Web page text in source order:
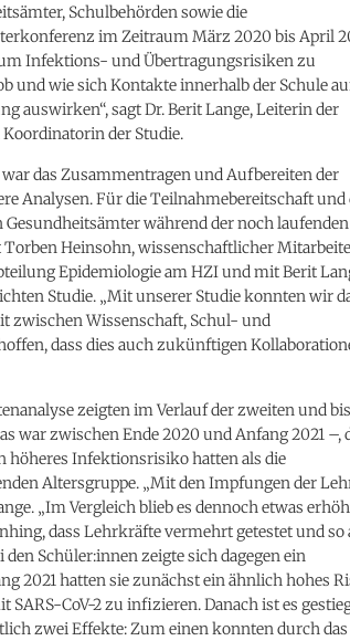
Schulbehörden sowie die
im Zeitraum März 2020 bis April
Infektions- und Übertragungsrisiken zu
und wie sich Kontakte innerhalb der Schule
auswirken“, sagt Dr. Berit Lange, Leiterin der
der Studie.
das Zusammentragen und Aufbereiten der
Analysen. Für die Teilnahmebereitschaft und
während der noch laufenden
Torben Heinsohn, wissenschaftlicher
Epidemiologie am HZI und mit Berit
Studie. „Mit unserer Studie konnten wir
zwischen Wissenschaft, Schul- und
dass dies auch zukünftigen
zeigten im Verlauf der zweiten und
war zwischen Ende 2020 und Anfang 2021 –,
höheres Infektionsrisiko hatten als die
Altersgruppe. „Mit den Impfungen der
„Im Vergleich blieb es dennoch etwas
dass Lehrkräfte vermehrt getestet und so
Schüler:innen zeigte sich dagegen ein
2021 hatten sie zunächst ein ähnlich hohes
CoV-2 zu infizieren. Danach ist es
zwei Effekte: Zum einen konnten durch das